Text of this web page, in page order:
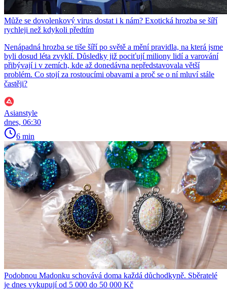
Může se dovolenkový virus dostat i k nám? Exotická hrozba se šíří
rychleji než kdykoli předtím
Nenápadná hrozba se tiše šíří po světě a mění pravidla, na která jsme
byli dosud léta zvyklí. Důsledky již pociťují miliony lidí a varování
přibývají i v zemích, kde až donedávna nepředstavovala větší
problém. Co stojí za rostoucími obavami a proč se o ní mluví stále
častěji?
Asianstyle
dnes, 06:30
6 min
Podobnou Madonku schovává doma každá důchodkyně. Sběratelé
je dnes vykupují od 5 000 do 50 000 Kč